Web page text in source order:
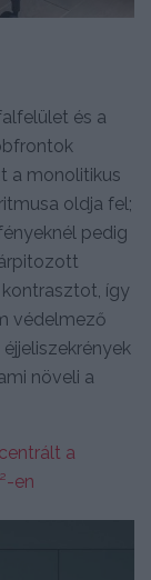
és a
a monolitikus
oldja fel;
pedig
így
védelmező
növeli a
a
en